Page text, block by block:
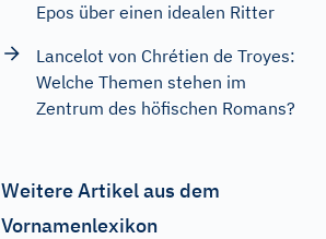
Epos über einen idealen Ritter
Lancelot von Chrétien de Troyes:
Welche Themen stehen im
Zentrum des höfischen Romans?
Weitere Artikel aus dem
Vornamenlexikon